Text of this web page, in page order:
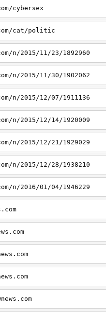
cybersex
cat/politic
n/2015/11/23/1892960
n/2015/11/30/1902062
n/2015/12/07/1911136
n/2015/12/14/1920009
n/2015/12/21/1929029
n/2015/12/28/1938210
n/2016/01/04/1946229